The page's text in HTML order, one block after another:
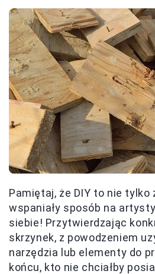
Pamiętaj, że DIY to nie
wspaniały sposób na
siebie! Przytwierdzając
skrzynek, z powodzeniem
narzędzia lub elementy do
końcu, kto nie chciałby